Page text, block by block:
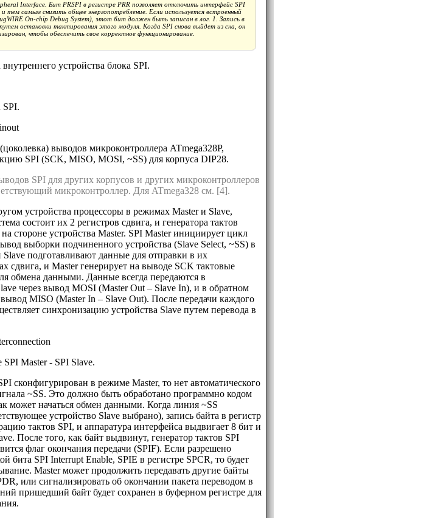
Interface. Бит PRSPI в регистре PRR позволяет отключить интерфейс SPI
тем самым снизить общее энергопотребление. Если используется встроенный
On-chip Debug System), этот бит должен быть записан в лог. 1. Запись в
остановки тактирования этого модуля. Когда SPI снова выйдет из сна, он
чтобы обеспечить свое корректное функционирование.
устройства блока SPI.
SPI.
выводов микроконтроллера ATmega328P,
SPI (SCK, MISO, MOSI, ~SS) для корпуса DIP28.
SPI для других корпусов и других микроконтроллеров
микроконтроллер. Для ATmega328 см. [4].
устройства процессоры в режимах Master и Slave,
состоит их 2 регистров сдвига, и генератора тактов
стороне устройства Master. SPI Master инициирует цикл
выборки подчиненного устройства (Slave Select, ~SS) в
Slave подготавливают данные для отправки в их
сдвига, и Master генерирует на выводе SCK тактовые
обмена данными. Данные всегда передаются в
через вывод MOSI (Master Out – Slave In), и в обратном
вывод MISO (Master In – Slave Out). После передачи каждого
синхронизацию устройства Slave путем перевода в
Master - SPI Slave.
сконфигурирован в режиме Master, то нет автоматического
~SS. Это должно быть обработано программно кодом
может начаться обмен данными. Когда линия ~SS
устройство Slave выбрано), запись байта в регистр
тактов SPI, и аппаратура интерфейса выдвигает 8 бит и
После того, как байт выдвинут, генератор тактов SPI
флаг окончания передачи (SPIF). Если разрешено
бита SPI Interrupt Enable, SPIE в регистре SPCR, то будет
Master может продолжить передавать другие байты
или сигнализировать об окончании пакета переводом в
пришедший байт будет сохранен в буферном регистре для